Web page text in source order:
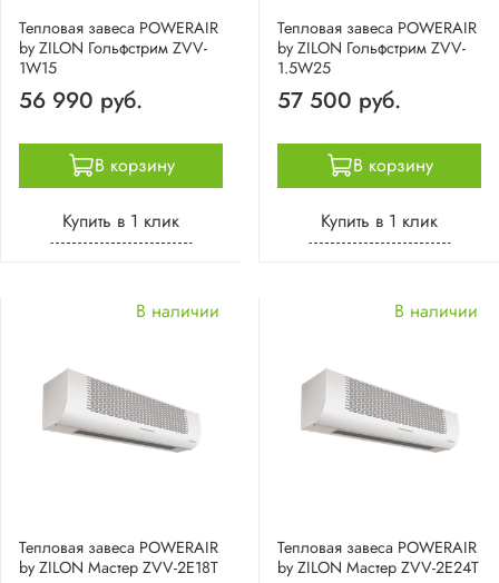
Тепловая завеса POWERAIR
by ZILON Гольфстрим ZVV-
1W15
56 990 руб.
В корзину
Купить в 1 клик
Тепловая завеса POWERAIR
by ZILON Гольфстрим ZVV-
1.5W25
57 500 руб.
В корзину
Купить в 1 клик
Тепловая завеса POWERAIR
by ZILON Мастер ZVV-2E18T
В наличии
Тепловая завеса POWERAIR
by ZILON Мастер ZVV-2E24T
В наличии